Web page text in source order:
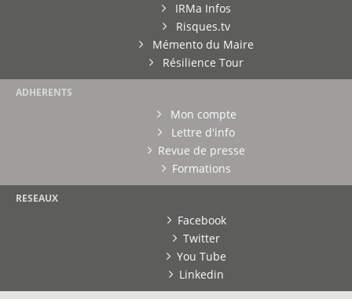
IRMa Infos
Risques.tv
Mémento du Maire
Résilience Tour
ADHERENTS
Mon compte
Lettre d'info
Revue de presse
Formations
RESEAUX
Facebook
Twitter
You Tube
Linkedin